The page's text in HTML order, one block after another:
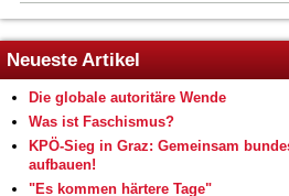
Neueste Artikel
Die globale autoritäre Wende
Was ist Faschismus?
KPÖ-Sieg in Graz: Gemeinsam
aufbauen!
"Es kommen härtere Tage"